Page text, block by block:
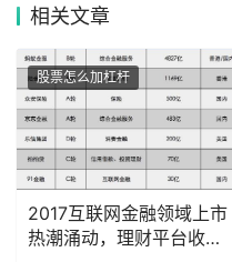
相关文章
股票怎么加杠杆
2017互联网金融领域上市
热潮涌动，理财平台收益